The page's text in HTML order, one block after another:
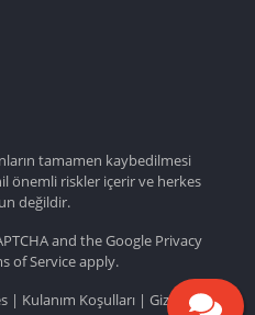
tamamen kaybedilmesi
önemli riskler içerir ve herkes
değildir.
and the Google Privacy
of Serviceapply.
| Kulanım Koşulları | Gizlilik